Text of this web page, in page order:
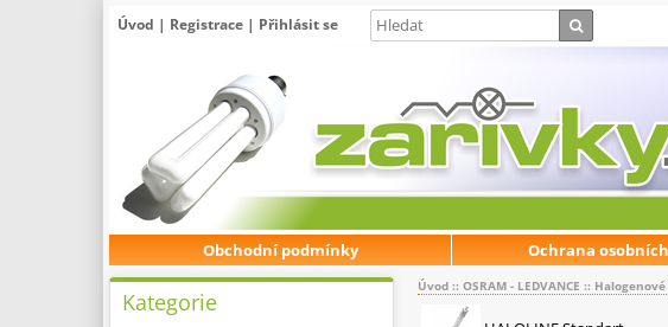
Úvod | Registrace | Přihlásit se
Obchodní podmínky Ochrana
Úvod :: OSRAM - LEDVANCE ::
Kategorie